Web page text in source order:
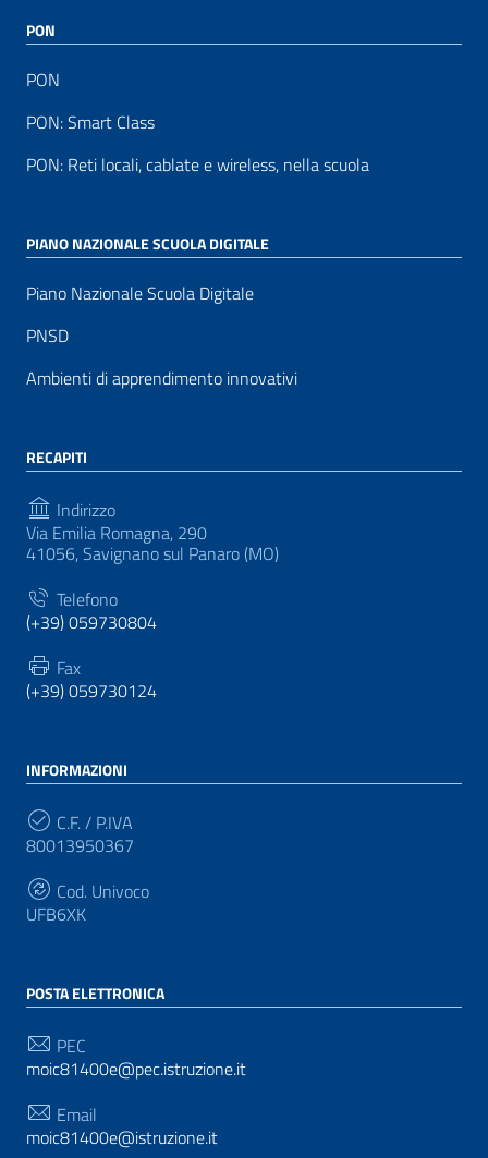
PON
PON
PON: Smart Class
PON: Reti locali, cablate e wireless, nella scuola
PIANO NAZIONALE SCUOLA DIGITALE
Piano Nazionale Scuola Digitale
PNSD
Ambienti di apprendimento innovativi
RECAPITI
Indirizzo
Via Emilia Romagna, 290
41056, Savignano sul Panaro (MO)
Telefono
(+39) 059730804
Fax
(+39) 059730124
INFORMAZIONI
C.F. / P.IVA
80013950367
Cod. Univoco
UFB6XK
POSTA ELETTRONICA
PEC
moic81400e@pec.istruzione.it
Email
moic81400e@istruzione.it